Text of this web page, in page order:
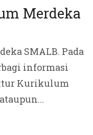
Merdeka
SMALB. Pada
informasi
Kurikulum